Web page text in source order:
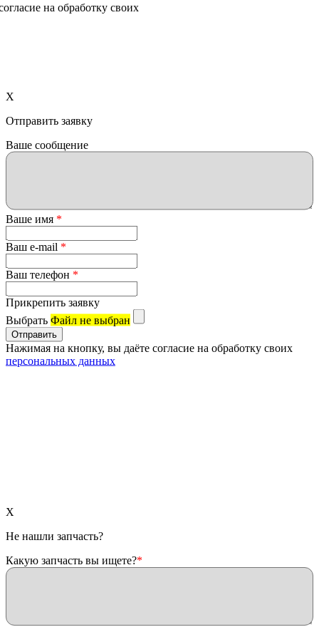
на обработку своих
X
Отправить заявку
Ваше сообщение
Ваше имя *
Ваш e-mail *
Ваш телефон *
Прикрепить заявку
Выбрать Файл не выбран
Нажимая на кнопку, вы даёте согласие на обработку своих
персональных данных
X
Не нашли запчасть?
Какую запчасть вы ищете?*